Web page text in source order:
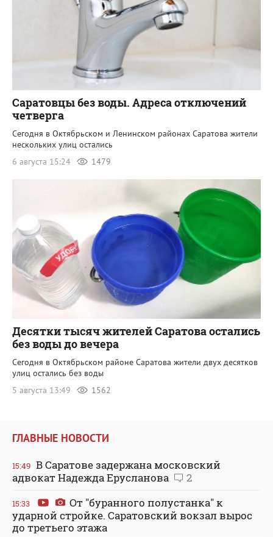
Саратовцы без воды. Адреса отключений
четверга
Сегодня в Октябрьском и Ленинском районах Саратова жители
нескольких улиц остались
6 августа 15:24
1479
Десятки тысяч жителей Саратова остались
без воды до вечера
Сегодня в Октябрьском районе Саратова жители двух десятков
улиц остались без воды
5 августа 13:49
1562
ГЛАВНЫЕ НОВОСТИ
15:49 В Саратове задержана московский
адвокат Надежда Ерусланова
2
15:33
От "буранного полустанка" к
ударной стройке. Саратовский вокзал вырос
до третьего этажа